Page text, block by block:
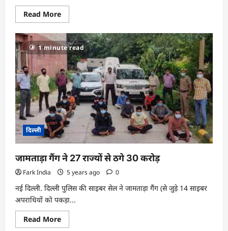
Read MoreRead
more
दिल्‍ली
में
आतंकी
हमले
का
अलर्ट,दिल्‍ली
में
बढ़ी
इजरायली
दूतावास
की
सुरक्षा
1 minute read
दिल्ली
जामताड़ा गैंग ने 27 राज्यों से ठगे 30 करोड़
Fark India 5 years ago 0
नई दिल्ली. दिल्ली पुलिस की साइबर सेल ने जामताड़ा गैंग (से जुड़े 14 साइबर
अपराधियों को पकड़ा...
Read MoreRead
more